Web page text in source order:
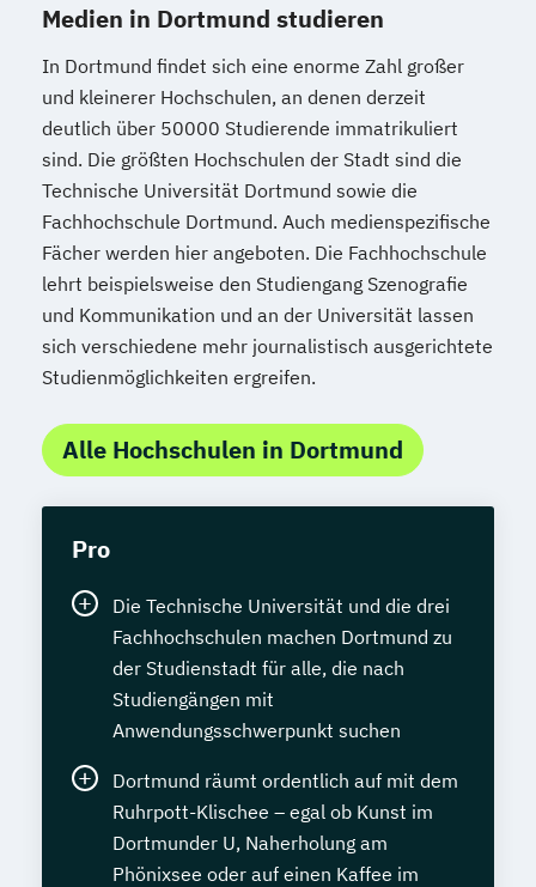
Medien in Dortmund studieren
In Dortmund findet sich eine enorme Zahl großer
und kleinerer Hochschulen, an denen derzeit
deutlich über 50000 Studierende immatrikuliert
sind. Die größten Hochschulen der Stadt sind die
Technische Universität Dortmund sowie die
Fachhochschule Dortmund. Auch medienspezifische
Fächer werden hier angeboten. Die Fachhochschule
lehrt beispielsweise den Studiengang Szenografie
und Kommunikation und an der Universität lassen
sich verschiedene mehr journalistisch ausgerichtete
Studienmöglichkeiten ergreifen.
Alle Hochschulen in Dortmund
Pro
Die Technische Universität und die drei
Fachhochschulen machen Dortmund zu
der Studienstadt für alle, die nach
Studiengängen mit
Anwendungsschwerpunkt suchen
Dortmund räumt ordentlich auf mit dem
Ruhrpott-Klischee – egal ob Kunst im
Dortmunder U, Naherholung am
Phönixsee oder auf einen Kaffee im